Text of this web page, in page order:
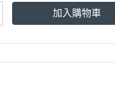
加入購物車